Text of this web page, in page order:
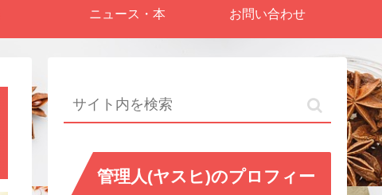
ニュース・本 お問い合わせ
管理人(ヤスヒ)のプロフィー